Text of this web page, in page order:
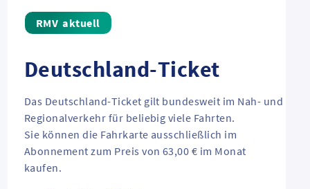
aktuell
Deutschland-Ticket
Das Deutschland-Ticket gilt bundesweit im Nah- und
Regionalverkehr für beliebig viele Fahrten.
Sie können die Fahrkarte ausschließlich im
Abonnement zum Preis von 63,00 € im Monat
kaufen.